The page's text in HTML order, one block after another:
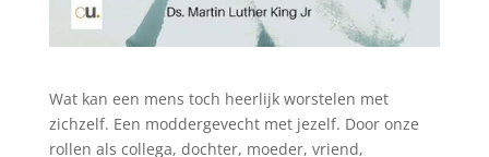
Wat kan een mens toch heerlijk worstelen met
zichzelf. Een moddergevecht met jezelf. Door onze
rollen als collega, dochter, moeder, vriend,